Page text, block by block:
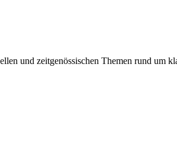
und zeitgenössischen Themen rund um